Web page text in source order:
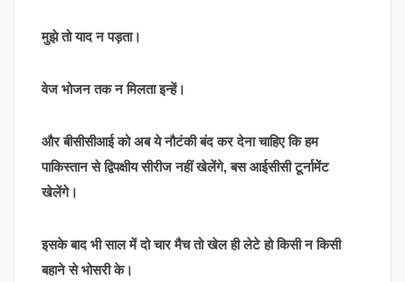
मुझे तो याद न पड़ता।
वेज भोजन तक न मिलता इन्हें।
और बीसीसीआई को अब ये नौटंकी बंद कर देना चाहिए कि हम
पाकिस्तान से द्विपक्षीय सीरीज नहीं खेलेंगे, बस आईसीसी टूर्नामेंट
खेलेंगे।
इसके बाद भी साल में दो चार मैच तो खेल ही लेटे हो किसी न किसी
बहाने से भोसरी के।